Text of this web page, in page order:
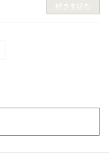
続きを読む